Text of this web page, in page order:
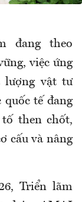
đang theo
việc ứng
lượng vật tư
tế đang
then chốt,
cấu và nâng
Triển lãm